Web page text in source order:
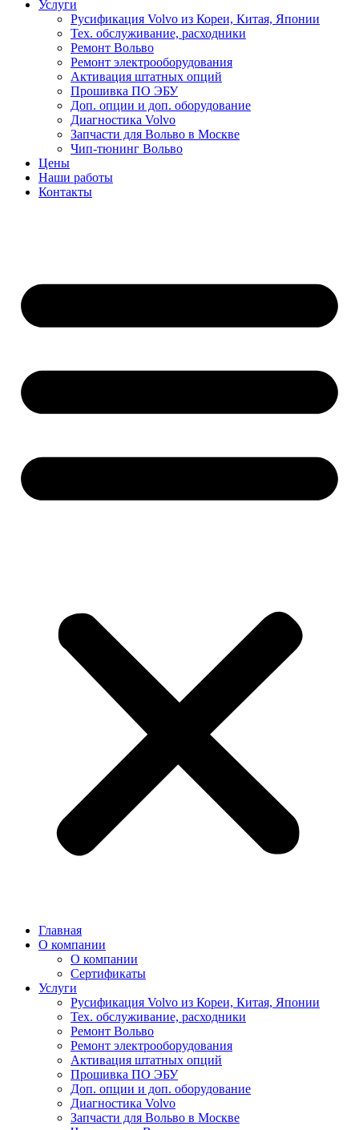
Услуги
Русификация Volvo из Кореи, Китая, Японии
Тех. обслуживание, расходники
Ремонт Вольво
Ремонт электрооборудования
Активация штатных опций
Прошивка ПО ЭБУ
Доп. опции и доп. оборудование
Диагностика Volvo
Запчасти для Вольво в Москве
Чип-тюнинг Вольво
Цены
Наши работы
Контакты
Главная
О компании
О компании
Сертификаты
Услуги
Русификация Volvo из Кореи, Китая, Японии
Тех. обслуживание, расходники
Ремонт Вольво
Ремонт электрооборудования
Активация штатных опций
Прошивка ПО ЭБУ
Доп. опции и доп. оборудование
Диагностика Volvo
Запчасти для Вольво в Москве